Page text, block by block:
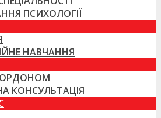
ПСИХОЛОГІЇ
НАВЧАННЯ
КОНСУЛЬТАЦІЯ